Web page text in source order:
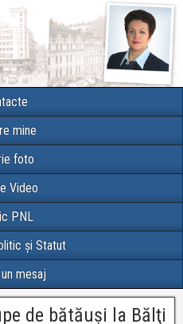
mine
foto
Video
PNL
și Statut
mesaj
de bătăuşi la Bălţi